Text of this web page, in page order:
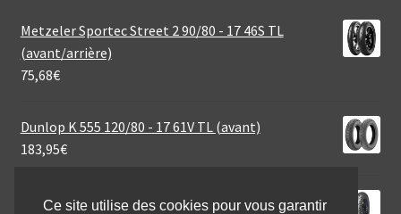
Metzeler Sportec Street 2 90/80 - 17 46S TL
(avant/arrière)
75,68€
Dunlop K 555 120/80 - 17 61V TL (avant)
183,95€
Mitas MC 7 2.75 - 18 42P TT (avant/arrière)
Ce site utilise des cookies pour vous garantir